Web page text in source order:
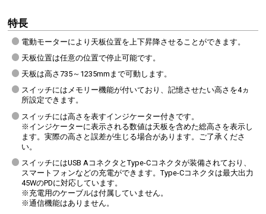
特長
電動モーターにより天板位置を上下昇降させることができます。
天板位置は任意の位置で停止可能です。
天板は高さ735～1235mmまで可動します。
スイッチにはメモリー機能が付いており、記憶させたい高さを4ヵ
所設定できます。
スイッチには高さを表すインジケーター付きです。
※インジケーターに表示される数値は天板を含めた総高さを表示し
ます。実際の高さと誤差が生じる場合があります。ご了承くださ
い。
スイッチにはUSB AコネクタとType-Cコネクタが装備されており、
スマートフォンなどの充電ができます。Type-Cコネクタは最大出力
45WのPDに対応しています。
※充電用のケーブルは付属していません。
※通信機能はありません。